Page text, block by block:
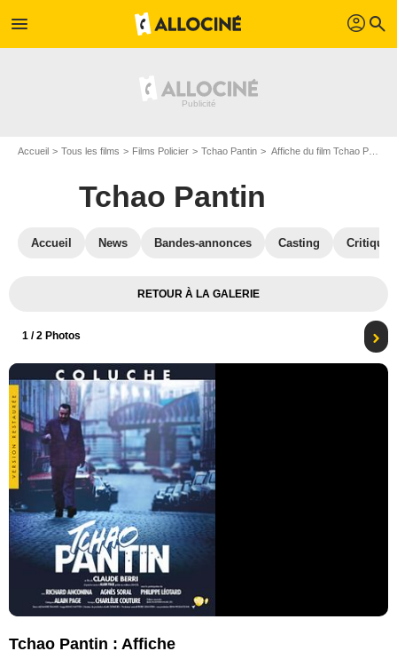
menu profil search
Accueil Tous les films Films Policier Tchao Pantin Affiche du film Tchao Pantin - Photo 1
Tchao Pantin
Accueil News Bandes-annonces Casting
RETOUR À LA GALERIE
1 / 2 Photos
Tchao Pantin : Affiche